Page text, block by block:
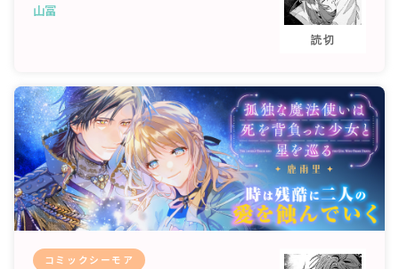
山冨
読切
コミックシーモア